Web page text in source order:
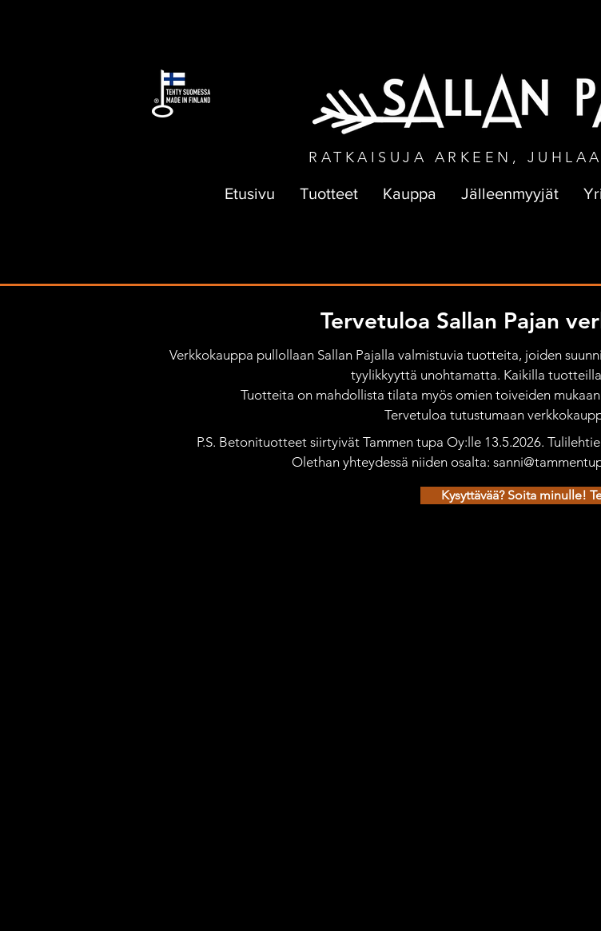
RATKAISUJA ARKEEN,
Etusivu Tuotteet Kauppa Jälleenmyyjät
Tervetuloa Sallan Pajan
Verkkokauppa pullollaan Sallan Pajalla valmistuvia tuotteita, joiden
tyylikkyyttä unohtamatta. Kaikilla
Tuotteita on mahdollista tilata myös omien toiveiden
Tervetuloa tutustumaan
P.S. Betonituotteet siirtyivät Tammen tupa Oy:lle 13.5.2026.
Olethan yhteydessä niiden osalta:
Kysyttävää? Soita minulle!